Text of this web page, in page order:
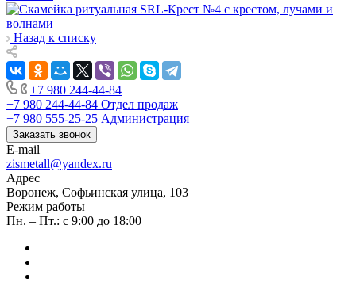
Назад к списку
+7 980 244-44-84
+7 980 244-44-84 Отдел продаж
+7 980 555-25-25 Администрация
Заказать звонок
E-mail
zismetall@yandex.ru
Адрес
Воронеж, Софьинская улица, 103
Режим работы
Пн. – Пт.: с 9:00 до 18:00